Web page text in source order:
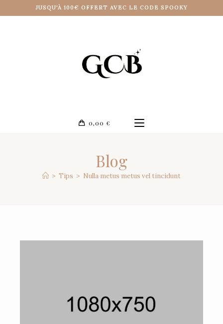
JUSQU'À 100€ OFFERT AVEC LE CODE SPOOKY
0,00 €
Blog
> Tips > Nulla metus metus vel tincidunt